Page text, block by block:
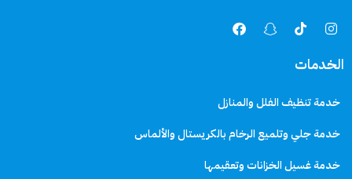
الخدمات
خدمة تنظيف الفلل والمنازل
خدمة جلي وتلميع الرخام بالكريستال والألماس
خدمة غسيل الخزانات وتعقيمها